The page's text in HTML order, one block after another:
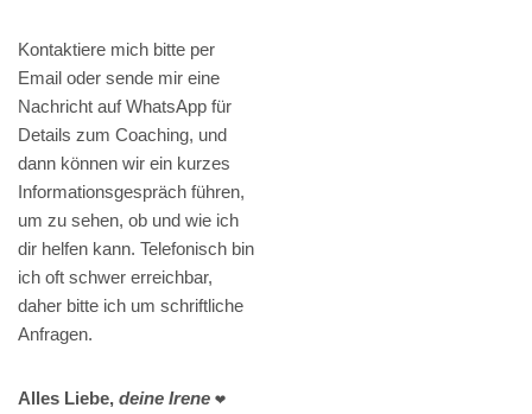
Kontaktiere mich bitte per
Email oder sende mir eine
Nachricht auf WhatsApp für
Details zum Coaching, und
dann können wir ein kurzes
Informationsgespräch führen,
um zu sehen, ob und wie ich
dir helfen kann. Telefonisch bin
ich oft schwer erreichbar,
daher bitte ich um schriftliche
Anfragen.
Alles Liebe, deine Irene ❤️